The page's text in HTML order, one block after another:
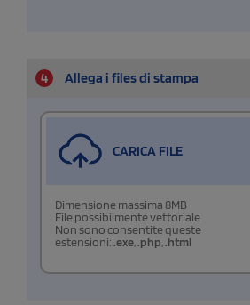
4 Allega i files di stampa
CARICA FILE
Dimensione massima 8MB
File possibilmente vettoriale
Non sono consentite queste
estensioni: .exe,.php,.html